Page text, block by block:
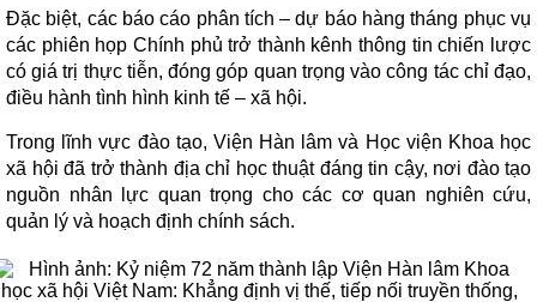
Đặc biệt, các báo cáo phân tích – dự báo hàng tháng phục vụ
các phiên họp Chính phủ trở thành kênh thông tin chiến lược
có giá trị thực tiễn, đóng góp quan trọng vào công tác chỉ đạo,
điều hành tình hình kinh tế – xã hội.
Trong lĩnh vực đào tạo, Viện Hàn lâm và Học viện Khoa học
xã hội đã trở thành địa chỉ học thuật đáng tin cậy, nơi đào tạo
nguồn nhân lực quan trọng cho các cơ quan nghiên cứu,
quản lý và hoạch định chính sách.